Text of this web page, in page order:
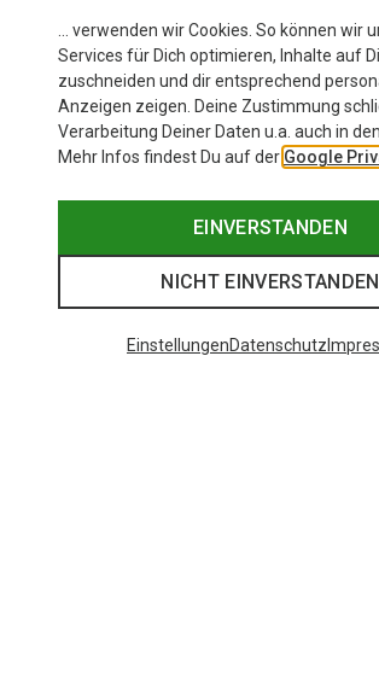
… verwenden wir Cookies. So können wir
Services für Dich optimieren, Inhalte auf
zuschneiden und dir entsprechend
Anzeigen zeigen. Deine Zustimmung
Verarbeitung Deiner Daten u.a. auch in
Mehr Infos findest Du auf der Google
EINVERSTANDEN
NICHT EINVERSTANDEN
EinstellungenDatenschutz